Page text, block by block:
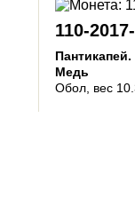
110-
Пантикапей.
Медь
Обол , вес